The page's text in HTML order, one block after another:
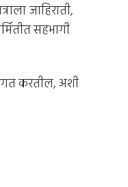
जाहिराती,
सहभागी
करतील, अशी